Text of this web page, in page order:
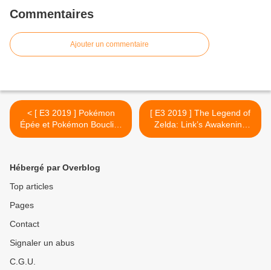
Commentaires
Ajouter un commentaire
< [ E3 2019 ] Pokémon
Épée et Pokémon Bouclier
sortira en Novembre
[ E3 2019 ] The Legend of
Zelda: Link’s Awakening
annoncé sur Switch >
Hébergé par Overblog
Top articles
Pages
Contact
Signaler un abus
C.G.U.